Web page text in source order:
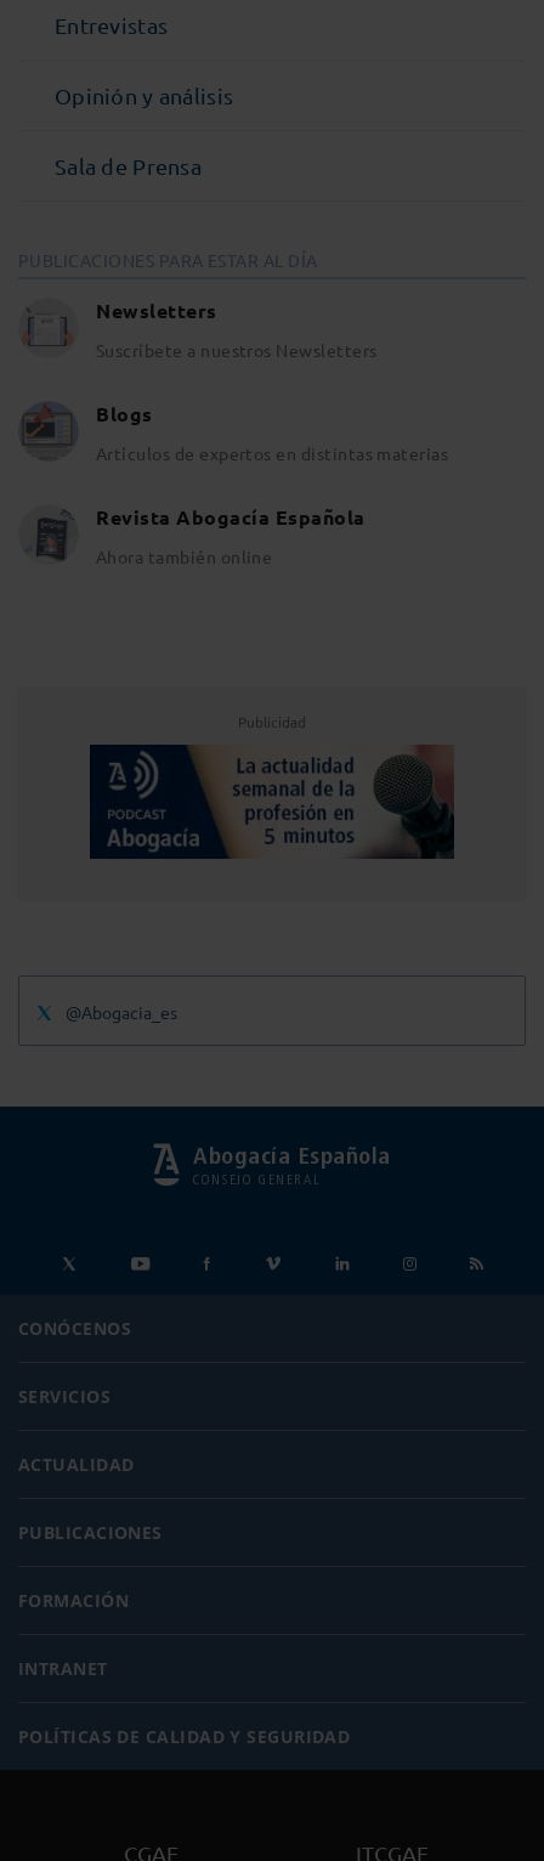
Entrevistas
Opinión y análisis
Sala de Prensa
PUBLICACIONES PARA ESTAR AL DÍA
Newsletters
Suscríbete a nuestros Newsletters
Blogs
Artículos de expertos en distintas materias
Revista Abogacía Española
Ahora también online
Publicidad
@Abogacia_es
Abogacía Española
CONSEJO GENERAL
CONÓCENOS
SERVICIOS
ACTUALIDAD
PUBLICACIONES
FORMACIÓN
INTRANET
POLÍTICAS DE CALIDAD Y SEGURIDAD
CGAE ITCGAE